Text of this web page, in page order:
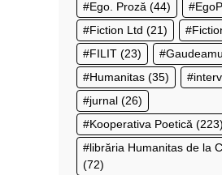
Ego. Proză (44)
Fiction Ltd (21)
FILIT (23)
Humanitas (35)
jurnal (26)
Kooperativa Poetică (223)
librăria Humanitas de la
(72)